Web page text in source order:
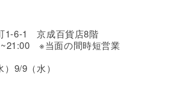
1-6-1 京成百貨店8階
※当面の間時短営業
9/9（水）